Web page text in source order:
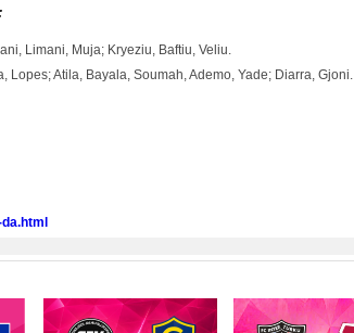
Limani, Muja; Kryeziu, Baftiu, Veliu.
Lopes; Atila, Bayala, Soumah, Ademo, Yade; Diarra, Gjoni.